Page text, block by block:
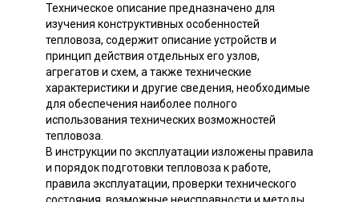
Техническое описание предназначено для
изучения конструктивных особенностей
тепловоза, содержит описание устройств и
принцип действия отдельных его узлов,
агрегатов и схем, а также технические
характеристики и другие сведения, необходимые
для обеспечения наиболее полного
использования технических возможностей
тепловоза.
В инструкции по эксплуатации изложены правила
и порядок подготовки тепловоза к работе,
правила эксплуатации, проверки технического
состояния, возможные неисправности и методы